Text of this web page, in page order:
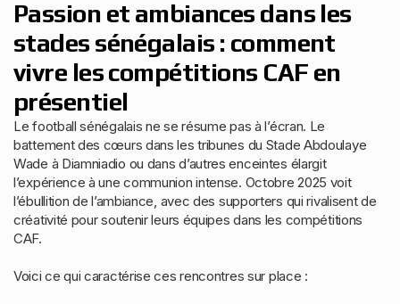
Passion et ambiances dans les
stades sénégalais : comment
vivre les compétitions CAF en
présentiel
Le football sénégalais ne se résume pas à l’écran. Le
battement des cœurs dans les tribunes du Stade Abdoulaye
Wade à Diamniadio ou dans d’autres enceintes élargit
l’expérience à une communion intense. Octobre 2025 voit
l’ébullition de l’ambiance, avec des supporters qui rivalisent de
créativité pour soutenir leurs équipes dans les compétitions
CAF.
Voici ce qui caractérise ces rencontres sur place :